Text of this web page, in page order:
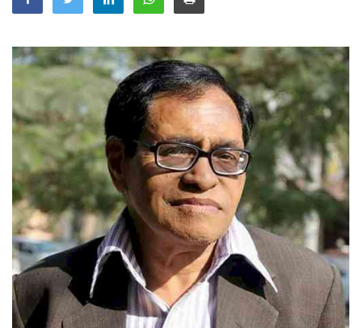
Haryana-Himachal
Business
Education
Sports
Lifestyle
Entertainment
Opinion
World
Hindi News
Hindi Literature
Product Launch